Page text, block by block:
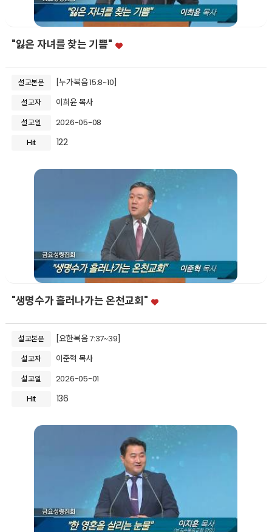
"잃은 자녀를 찾는 기쁨"
설교본문 [누가복음 15:8~10]
설교자 이희윤 목사
설교일
2026-05-08
Hit
122
"생명수가 흘러나가는 온천교회"
설교본문 [요한복음 7:37~39]
설교자 이준혁 목사
설교일
2026-05-01
Hit
136